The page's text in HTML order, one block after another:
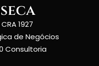
1927
de Negócios
Consultoria